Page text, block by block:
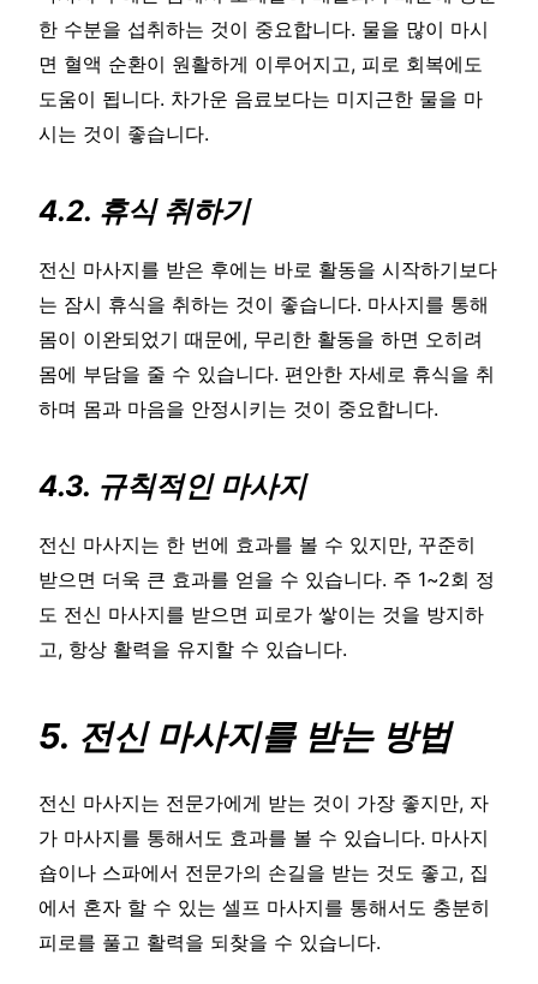
한 수분을 섭취하는 것이 중요합니다. 물을 많이 마시
면 혈액 순환이 원활하게 이루어지고, 피로 회복에도
도움이 됩니다. 차가운 음료보다는 미지근한 물을 마
시는 것이 좋습니다.
4.2. 휴식 취하기
전신 마사지를 받은 후에는 바로 활동을 시작하기보다
는 잠시 휴식을 취하는 것이 좋습니다. 마사지를 통해
몸이 이완되었기 때문에, 무리한 활동을 하면 오히려
몸에 부담을 줄 수 있습니다. 편안한 자세로 휴식을 취
하며 몸과 마음을 안정시키는 것이 중요합니다.
4.3. 규칙적인 마사지
전신 마사지는 한 번에 효과를 볼 수 있지만, 꾸준히
받으면 더욱 큰 효과를 얻을 수 있습니다. 주 1~2회 정
도 전신 마사지를 받으면 피로가 쌓이는 것을 방지하
고, 항상 활력을 유지할 수 있습니다.
5. 전신 마사지를 받는 방법
전신 마사지는 전문가에게 받는 것이 가장 좋지만, 자
가 마사지를 통해서도 효과를 볼 수 있습니다. 마사지
숍이나 스파에서 전문가의 손길을 받는 것도 좋고, 집
에서 혼자 할 수 있는 셀프 마사지를 통해서도 충분히
피로를 풀고 활력을 되찾을 수 있습니다.